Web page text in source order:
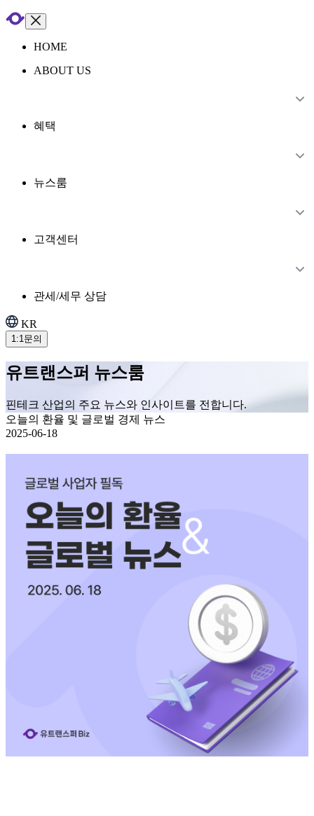
HOME
ABOUT US
혜택
뉴스룸
고객센터
관세/세무 상담
KR
1:1문의
유트랜스퍼 뉴스룸
핀테크 산업의 주요 뉴스와 인사이트를 전합니다.
오늘의 환율 및 글로벌 경제 뉴스
2025-06-18